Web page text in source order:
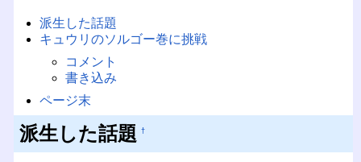
派生した話題
キュウリのソルゴー巻に挑戦
コメント
書き込み
ページ末
派生した話題 †